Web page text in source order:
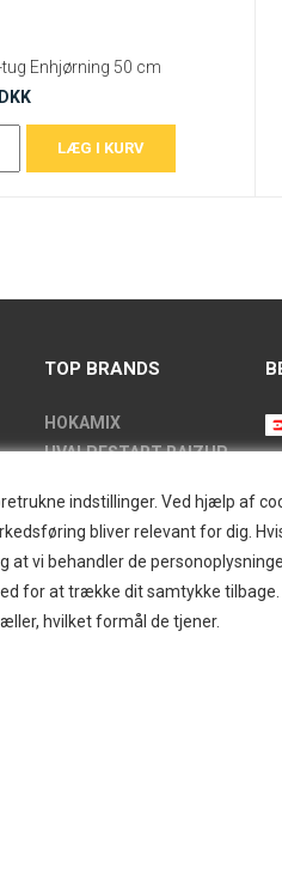
indstillinger. Ved hjælp af
bliver relevant for dig.
vi behandler de
for at trække dit samtykke tilbage.
hvilket formål de tjener.
tug Enhjørning 50 cm
TOP BRANDS
HOKAMIX
HVALPESTART RAIZUP
GRAU
STARMARK
VARIOCAGE-MIMSAFE